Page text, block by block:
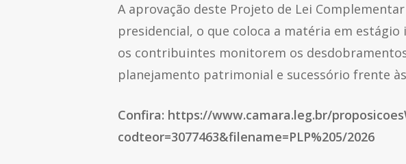
A aprovação deste Projeto de Lei
presidencial, o que coloca a matéria em
os contribuintes monitorem os
planejamento patrimonial e sucessório frente
Confira: https://www.camara.leg.br/
codteor=3077463&filename=PLP%205/2026